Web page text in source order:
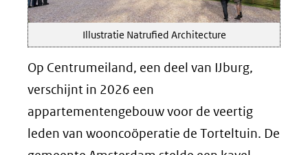
Illustratie Natrufied Architecture
Op Centrumeiland, een deel van IJburg,
verschijnt in 2026 een
appartementengebouw voor de veertig
leden van wooncoöperatie de Torteltuin. De